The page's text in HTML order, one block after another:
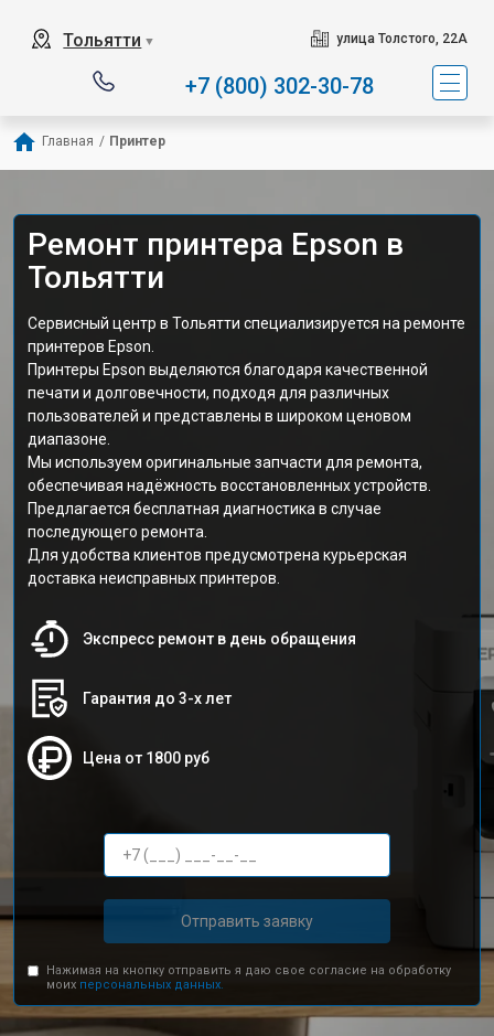
Тольятти ▼ улица Толстого, 22А
+7 (800) 302-30-78
Главная / Принтер
Ремонт принтера Epson в
Тольятти
Сервисный центр в Тольятти специализируется на ремонте
принтеров Epson.
Принтеры Epson выделяются благодаря качественной
печати и долговечности, подходя для различных
пользователей и представлены в широком ценовом
диапазоне.
Мы используем оригинальные запчасти для ремонта,
обеспечивая надёжность восстановленных устройств.
Предлагается бесплатная диагностика в случае
последующего ремонта.
Для удобства клиентов предусмотрена курьерская
доставка неисправных принтеров.
Экспресс ремонт в день обращения
Гарантия до 3-х лет
Цена от 1800 руб
Отправить заявку
Нажимая на кнопку отправить я даю свое согласие на обработку
моих персональных данных.